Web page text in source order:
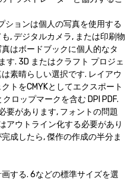
ションは個人の写真を使用する
, デジタルカメラ, または印刷物
はボードブックに個人的なタ
す. 3D またはクラフト プロジェ
素晴らしい選択です. レイアウ
トをCMYKとしてエクスポート
ロップマークを含む DPI PDF.
要があります, フォントの問題
アウトライン化する必要があり
成したら, 傑作の作成の半分ま
する. 6などの標準サイズを選